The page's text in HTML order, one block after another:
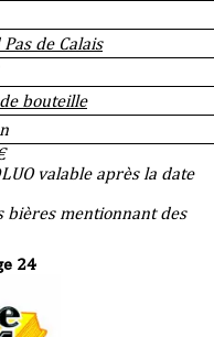
de Calais
bouteille
valable après la date
bières mentionnant des
24